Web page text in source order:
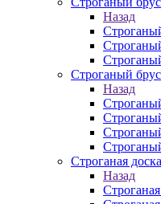
Назад
Строганый брус
Назад
Строганая доска
Назад